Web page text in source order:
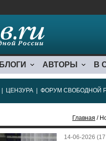
БЛОГИ АВТОРЫ В
ЦЕНЗУРА ФОРУМ СВОБОДНОЙ
Главная /
14-06-2026